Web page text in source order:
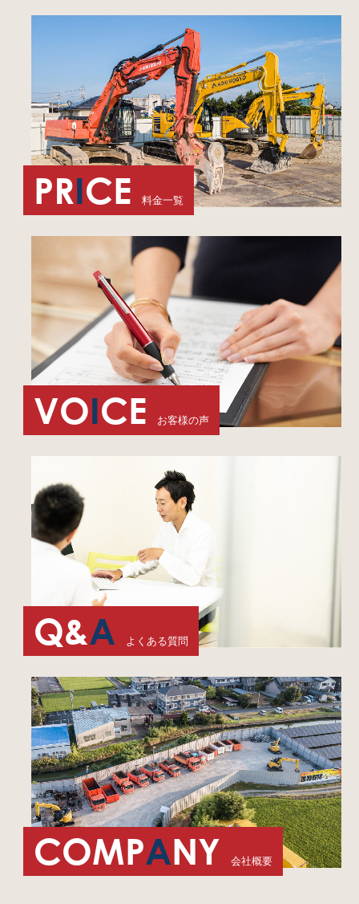
PRICE 料金一覧
VOICE お客様の声
Q&A よくある質問
COMPANY 会社概要